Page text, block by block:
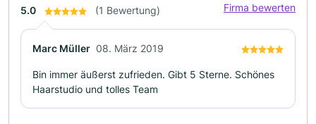
5.0 (1 Bewertung) Firma bewerten
Marc Müller 08. März 2019
Bin immer äußerst zufrieden. Gibt 5 Sterne. Schönes
Haarstudio und tolles Team